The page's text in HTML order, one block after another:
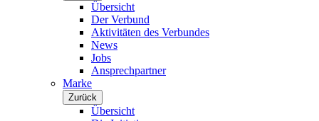
Übersicht
Der Verbund
Aktivitäten des Verbundes
News
Jobs
Ansprechpartner
Marke
Zurück
Übersicht